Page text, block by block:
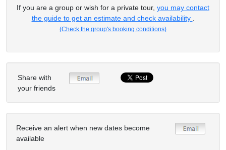
If you are a group or wish for a private tour, you may contact
the guide to get an estimate and check availability
(Check the group's booking conditions)
Share with
your friends
Receive an alert when new dates become
available